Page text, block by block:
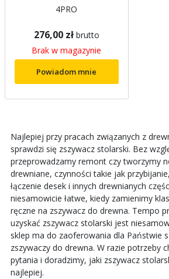
4PRO
276,00 zł brutto
Brak w magazynie
Powiadom mnie
Najlepiej przy pracach związanych z
sprawdzi się zszywacz stolarski. Bez
przeprowadzamy remont czy tworzymy
drewniane, czynności takie jak
łączenie desek i innych drewnianych
niesamowicie łatwe, kiedy zamienimy
ręczne na zszywacz do drewna. Tempo
uzyskać zszywacz stolarski jest
sklep ma do zaoferowania dla Państwie
zszywaczy do drewna. W razie potrzeby
pytania i doradzimy, jaki zszywacz
najlepiej.